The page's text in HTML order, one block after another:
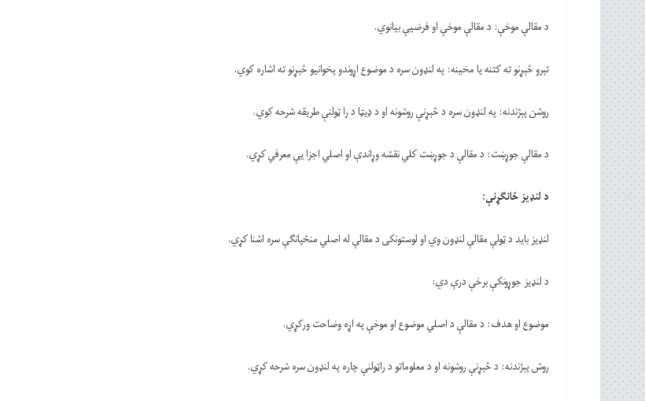
د مقالې موخې: د مقالې موخې او فرضیې بیانوي.
تېرو څېړنو ته کتنه یا مخینه: په لنډون سره د موضوع اړوندو پخوانیو څېړنو ته اشاره کوي.
روشن پېژندنه: په لنډون سره د څېړنې روشونه او د ډیټا د را ټولنې طریقه شرحه کوي.
د مقالې جوړښت: د مقالې د جوړښت کلي نقشه وړاندې او اصلي اجزا یې معرفي کړي.
د لنډیز ځانګړنې:
لنډيز باید د ټولې مقالې لنډون وي او لوستونکی د مقالې له اصلي منځپانګې سره اشنا کړي.
د لنډيز جوړونکې برخې درې دي:
موضوع او هدف: د مقالې د اصلي موضوع او موخې په اړه وضاحت ورکړي.
روش پېژندنه: د څېړنې روشونه او د معلوماتو د راټولنې چاره په لنډون سره شرحه کړي.